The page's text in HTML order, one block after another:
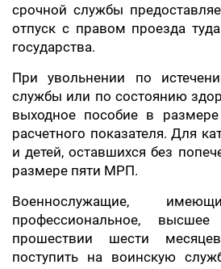
срочной службы
отпуск с правом проезда
государства.
При увольнении по
службы или по состоянию
выходное пособие в
расчетного показателя. Для
и детей, оставшихся без
размере пяти МРП.
Военнослужащие,
профессиональное,
прошествии шести
поступить на воинскую